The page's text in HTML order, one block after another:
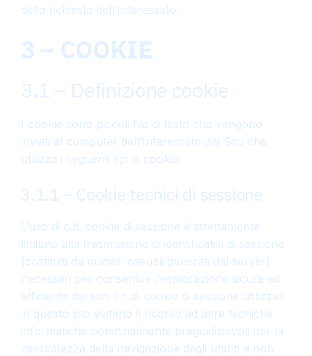
della richiesta dell’Interessato.
3 – COOKIE
3.1 – Definizione cookie
I cookie sono piccoli file di testo che vengono
inviati al computer dell’Interessato dal Sito che
utilizza i seguenti tipi di cookie:
3.1.1 – Cookie tecnici di sessione
L’uso di c.d. cookie di sessione è strettamente
limitato alla trasmissione di identificativi di sessione
(costituiti da numeri casuali generati dal server)
necessari per consentire l’esplorazione sicura ed
efficiente del sito. I c.d. cookie di sessione utilizzati
in questo sito evitano il ricorso ad altre tecniche
informatiche potenzialmente pregiudizievoli per la
riservatezza della navigazione degli utenti e non